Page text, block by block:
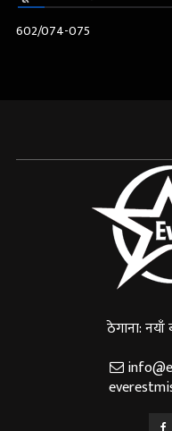
602/074-075
ठेगाना: नयाँ